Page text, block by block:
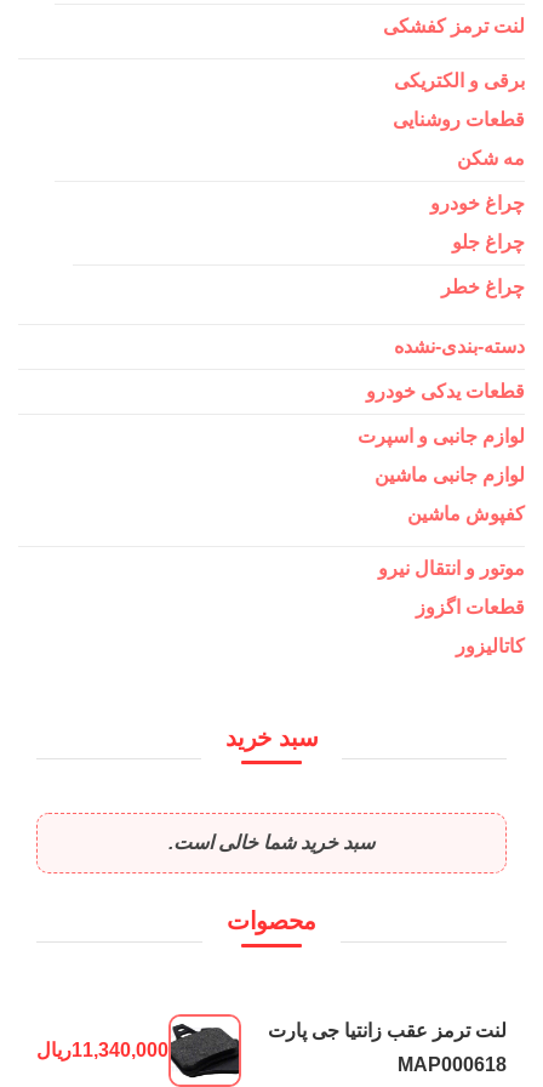
لنت ترمز کفشکی
برقی و الکتریکی
قطعات روشنایی
مه شکن
چراغ خودرو
چراغ جلو
چراغ خطر
دسته-بندی-نشده
قطعات یدکی خودرو
لوازم جانبی و اسپرت
لوازم جانبی ماشین
کفپوش ماشین
موتور و انتقال نیرو
قطعات اگزوز
کاتالیزور
سبد خرید
سبد خرید شما خالی است.
محصوات
لنت ترمز عقب زانتیا جی پارت
MAP000618
11,340,000ریال